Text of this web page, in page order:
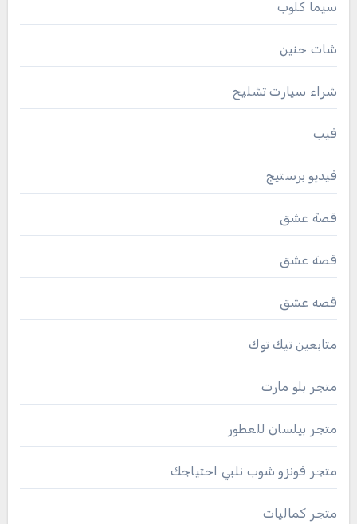
سيما كلوب
شات حنين
شراء سيارت تشليح
فيب
فيديو برستيج
قصة عشق
قصة عشق
قصه عشق
متابعين تيك توك
متجر بلو مارت
متجر بيلسان للعطور
متجر فونزو شوب نلبي احتياجك
متجر كماليات